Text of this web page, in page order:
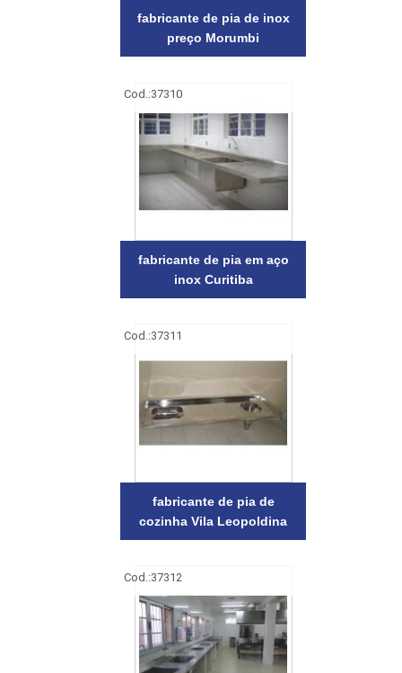
fabricante de pia de inox
preço Morumbi
Cod.:37310
fabricante de pia em aço
inox Curitiba
Cod.:37311
fabricante de pia de
cozinha Vila Leopoldina
Cod.:37312